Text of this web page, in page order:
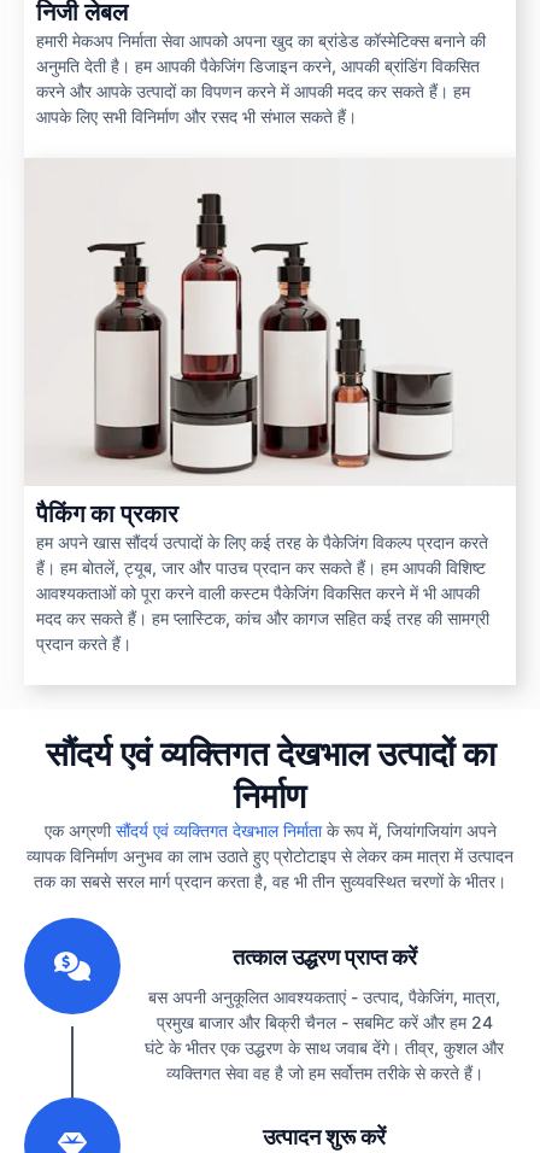
निजी लेबल
हमारी मेकअप निर्माता सेवा आपको अपना खुद का ब्रांडेड कॉस्मेटिक्स बनाने की
अनुमति देती है। हम आपकी पैकेजिंग डिजाइन करने, आपकी ब्रांडिंग विकसित
करने और आपके उत्पादों का विपणन करने में आपकी मदद कर सकते हैं। हम
आपके लिए सभी विनिर्माण और रसद भी संभाल सकते हैं।
पैकिंग का प्रकार
हम अपने खास सौंदर्य उत्पादों के लिए कई तरह के पैकेजिंग विकल्प प्रदान करते
हैं। हम बोतलें, ट्यूब, जार और पाउच प्रदान कर सकते हैं। हम आपकी विशिष्ट
आवश्यकताओं को पूरा करने वाली कस्टम पैकेजिंग विकसित करने में भी आपकी
मदद कर सकते हैं। हम प्लास्टिक, कांच और कागज सहित कई तरह की सामग्री
प्रदान करते हैं।
सौंदर्य एवं व्यक्तिगत देखभाल उत्पादों का
निर्माण
एक अग्रणीसौंदर्य एवं व्यक्तिगत देखभाल निर्माताके रूप में, जियांगजियांग अपने
व्यापक विनिर्माण अनुभव का लाभ उठाते हुए प्रोटोटाइप से लेकर कम मात्रा में उत्पादन
तक का सबसे सरल मार्ग प्रदान करता है, वह भी तीन सुव्यवस्थित चरणों के भीतर।
तत्काल उद्धरण प्राप्त करें
बस अपनी अनुकूलित आवश्यकताएं - उत्पाद, पैकेजिंग, मात्रा,
प्रमुख बाजार और बिक्री चैनल - सबमिट करें और हम 24
घंटे के भीतर एक उद्धरण के साथ जवाब देंगे। तीव्र, कुशल और
व्यक्तिगत सेवा वह है जो हम सर्वोत्तम तरीके से करते हैं।
उत्पादन शुरू करें